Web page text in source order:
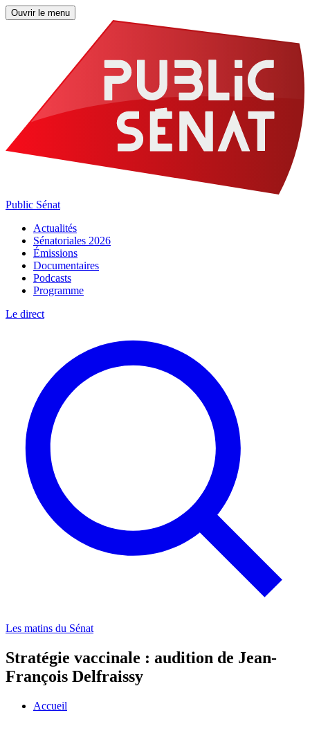
Ouvrir le menu
Public Sénat
Actualités
Sénatoriales 2026
Émissions
Documentaires
Podcasts
Programme
Le direct
Les matins du Sénat
Stratégie vaccinale : audition de Jean-
François Delfraissy
Accueil